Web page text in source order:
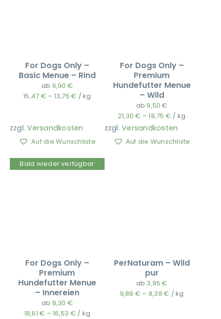
For Dogs Only –
Basic Menue – Rind
ab 6,90 €
15,47 € – 13,75€ /kg
zzgl.Versandkosten
Auf die Wunschliste
For Dogs Only –
Premium
Hundefutter Menue
– Wild
ab 9,50€
21,30€ –18,75 € / kg
zzgl.Versandkosten
Auf die Wunschliste
Bald wieder verfügbar
For Dogs Only –
Premium
Hundefutter Menue
– Innereien
ab 8,30 €
18,61€ –16,53 € / kg
PerNaturam – Wild
pur
ab 3,95€
9,88 € – 9,38€ /kg